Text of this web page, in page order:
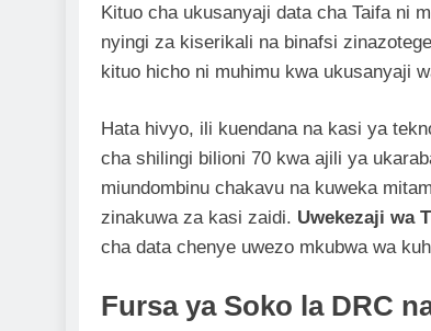
Kituo cha ukusanyaji data cha Taifa ni
nyingi za kiserikali na binafsi
kituo hicho ni muhimu kwa ukusanyaji
Hata hivyo, ili kuendana na kasi ya
cha shilingi bilioni 70 kwa ajili ya
miundombinu chakavu na kuweka
zinakuwa za kasi zaidi. Uwekezaji wa
cha data chenye uwezo mkubwa wa
Fursa ya Soko la DRC